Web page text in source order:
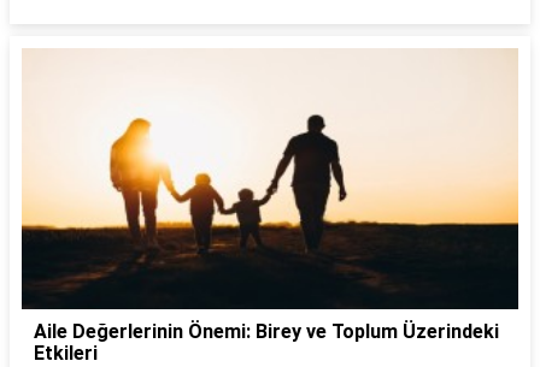
Aile Değerlerinin Önemi: Birey ve Toplum Üzerindeki
Etkileri